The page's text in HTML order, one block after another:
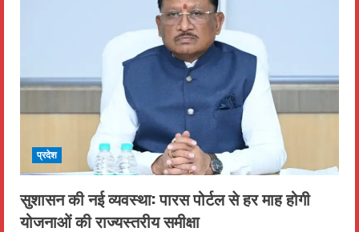
a
d
n
g
प्रदेश
सुशासन की नई व्यवस्था: पारस पोर्टल से हर माह होगी
योजनाओं की राज्यस्तरीय समीक्षा